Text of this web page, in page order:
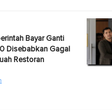
Bayar Ganti
Disebabkan Gagal
Restoran